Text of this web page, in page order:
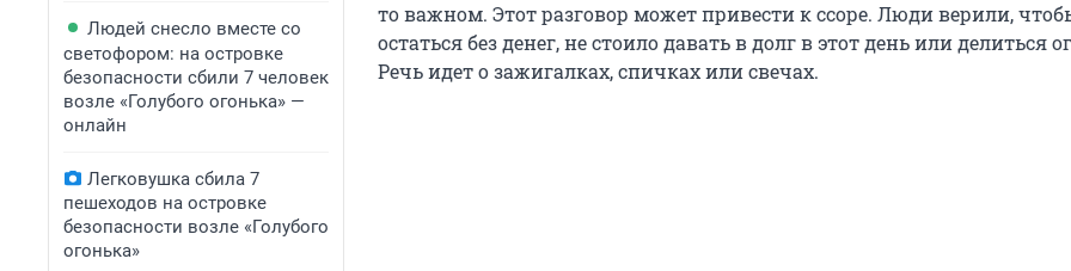
Людей снесло вместе со
светофором: на островке
безопасности сбили 7 человек
возле «Голубого огонька» —
онлайн
Легковушка сбила 7
пешеходов на островке
безопасности возле «Голубого
огонька»
то важном. Этот разговор может привести к ссоре. Люди верили,
остаться без денег, не стоило давать в долг в этот день или делиться
Речь идет о зажигалках, спичках или свечах.